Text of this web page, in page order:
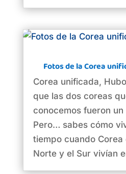
Fotos de la Corea
Corea unificada,
que las dos coreas
conocemos fueron un
Pero… sabes cómo
tiempo cuando Corea
Norte y el Sur vivían